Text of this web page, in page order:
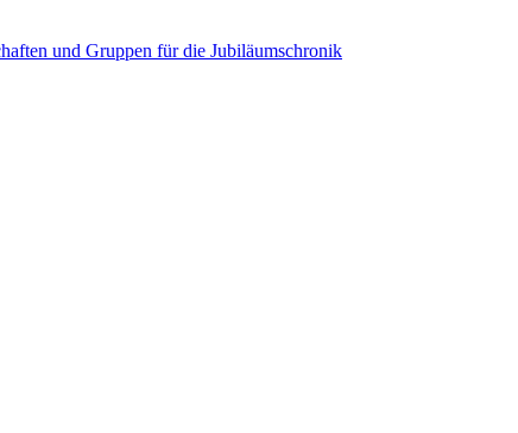
und Gruppen für die Jubiläumschronik